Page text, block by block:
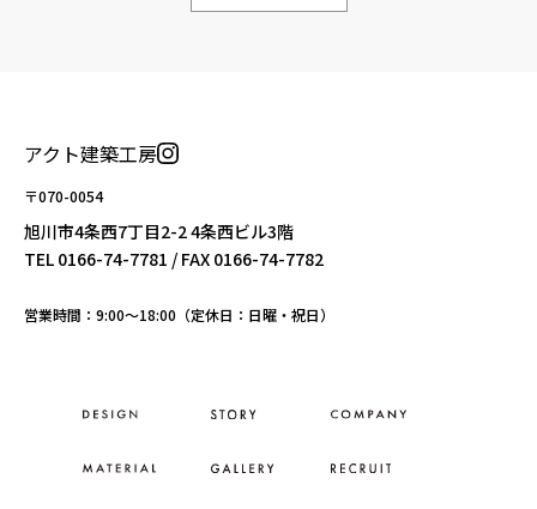
アクト建築工房
〒070-0054
旭川市4条西7丁目2-2 4条西ビル3階
TEL 0166-74-7781 / FAX 0166-74-7782
営業時間：9:00〜18:00（定休日：日曜・祝日）